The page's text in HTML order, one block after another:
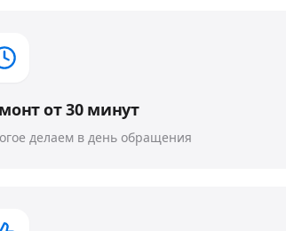
от 30 минут
делаем в день обращения